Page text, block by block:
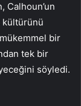
Calhoun’un
kültürünü
bir
tek bir
söyledi.